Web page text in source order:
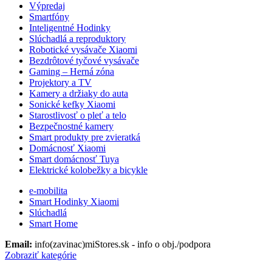
Výpredaj
Smartfóny
Inteligentné Hodinky
Slúchadlá a reproduktory
Robotické vysávače Xiaomi
Bezdrôtové tyčové vysávače
Gaming – Herná zóna
Projektory a TV
Kamery a držiaky do auta
Sonické kefky Xiaomi
Starostlivosť o pleť a telo
Bezpečnostné kamery
Smart produkty pre zvieratká
Domácnosť Xiaomi
Smart domácnosť Tuya
Elektrické kolobežky a bicykle
e-mobilita
Smart Hodinky Xiaomi
Slúchadlá
Smart Home
Email: info(zavinac)miStores.sk - info o obj./podpora
Zobraziť kategórie